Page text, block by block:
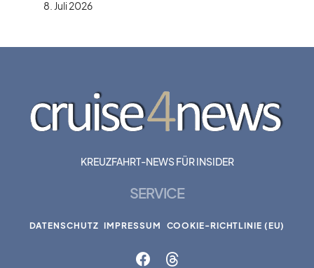
8. Juli 2026
KREUZFAHRT-NEWS FÜR INSIDER
SERVICE
DATENSCHUTZ IMPRESSUM COOKIE-RICHTLINIE (EU)